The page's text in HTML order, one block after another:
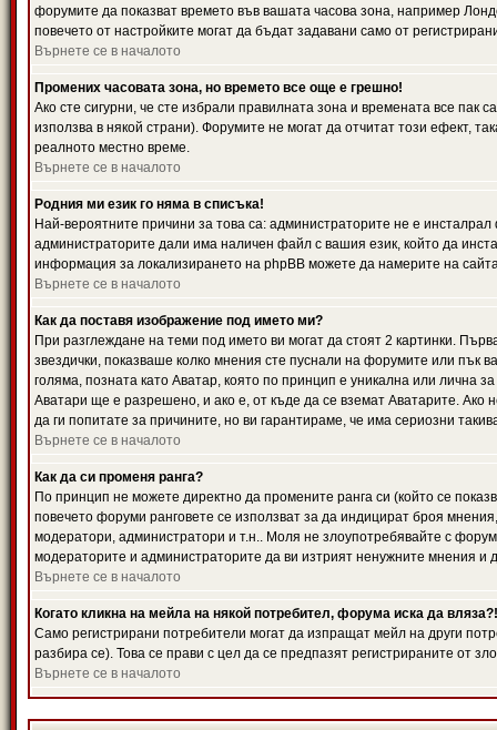
форумите да показват времето във вашата часова зона, например
повечето от настройките могат да бъдат задавани само от
Върнете се в началото
Промених часовата зона, но времето все още е грешно!
Ако сте сигурни, че сте избрали правилната зона и времената все
използва в някой страни). Форумите не могат да отчитат този ефект,
реалното местно време.
Върнете се в началото
Родния ми език го няма в списъка!
Най-вероятните причини за това са: администраторите не е
администраторите дали има наличен файл с вашия език, който да
информация за локализирането на phpBB можете да намерите на
Върнете се в началото
Как да поставя изображение под името ми?
При разглеждане на теми под името ви могат да стоят 2 картинки.
звездички, показваше колко мнения сте пуснали на форумите или пък
голяма, позната като Аватар, която по принцип е уникална или лична
Аватари ще е разрешено, и ако е, от къде да се вземат Аватарите.
да ги попитате за причините, но ви гарантираме, че има сериозни
Върнете се в началото
Как да си променя ранга?
По принцип не можете директно да промените ранга си (който се
повечето форуми ранговете се използват за да индицират броя
модератори, администратори и т.н.. Моля не злоупотребявайте с
модераторите и администраторите да ви изтрият ненужните мнения и
Върнете се в началото
Когато кликна на мейла на някой потребител, форума иска да вляза?!
Само регистрирани потребители могат да изпращат мейл на други
разбира се). Това се прави с цел да се предпазят регистрираните от
Върнете се в началото